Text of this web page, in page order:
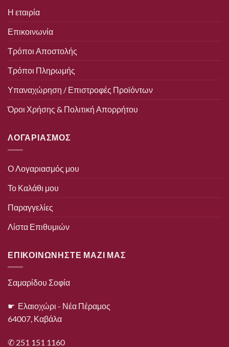
Η εταιρία
Επικοινωνία
Τρόποι Αποστολής
Τρόποι Πληρωμής
Υπαναχώρηση / Επιστροφές Προϊόντων
Όροι Χρήσης & Πολιτική Απορρήτου
ΛΟΓΑΡΙΑΣΜΟΣ
Ο Λογαριασμός μου
Το Καλάθι μου
Παραγγελίες
Λίστα Επιθυμιών
ΕΠΙΚΟΙΝΩΝΗΣΤΕ ΜΑΖΙ ΜΑΣ
Σαμαρίδου Σοφία
☛ Ελαιοχώρι - Νέα Πέραμος
64007, Καβάλα
✆ 251 151 1160